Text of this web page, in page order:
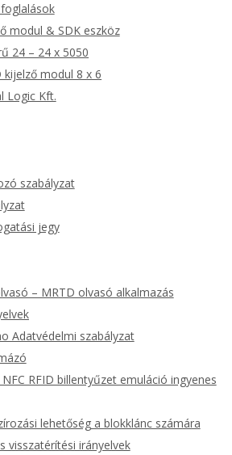
modul & SDK eszköz
24 – 24 x 5050
kijelző modul 8 x 6
Logic Kft.
szabályzat
jegy
– MRTD olvasó alkalmazás
Adatvédelmi szabályzat
RFID billentyűzet emuláció ingyenes
lehetőség a blokklánc számára
visszatérítési irányelvek